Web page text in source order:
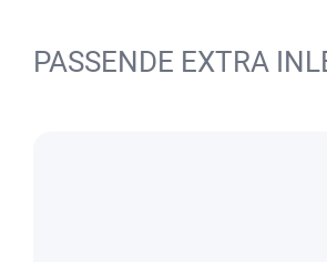
PASSENDE EXTRA